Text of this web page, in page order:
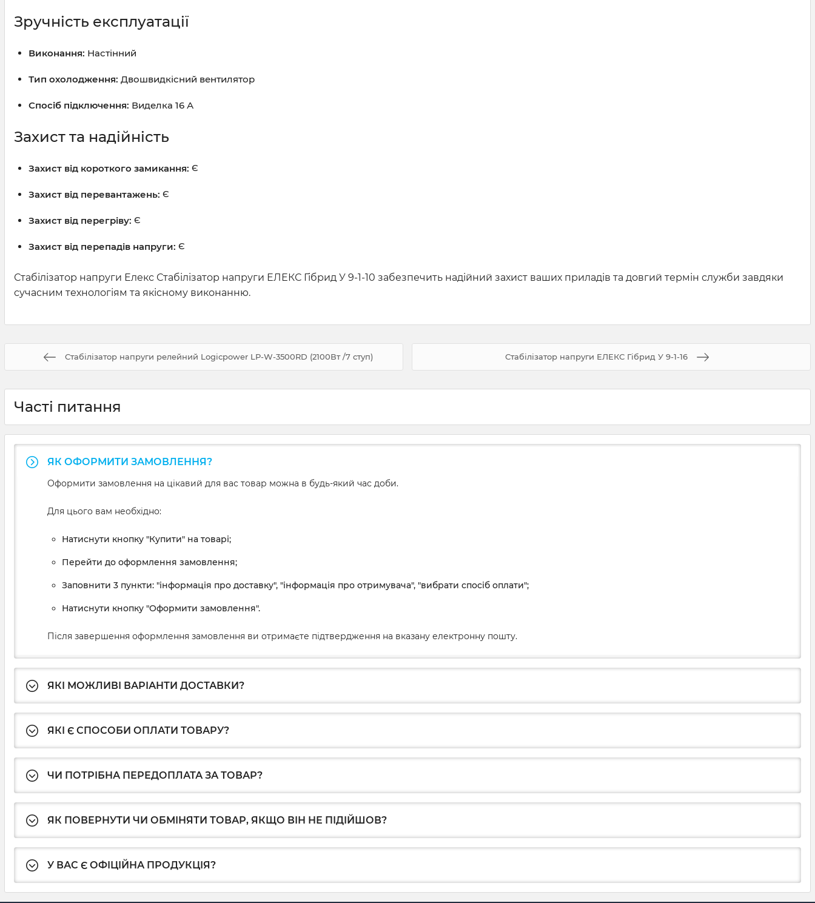
Зручність експлуатації
Виконання: Настінний
Тип охолодження: Двошвидкісний вентилятор
Спосіб підключення: Виделка 16 А
Захист та надійність
Захист від короткого замикання: Є
Захист від перевантажень: Є
Захист від перегріву: Є
Захист від перепадів напруги: Є
Стабілізатор напруги Елекс Стабілізатор напруги ЕЛЕКС Гібрид У 9-1-10 забезпечить надійний захист ваших приладів та довгий термін служби завдяки
сучасним технологіям та якісному виконанню.
Стабілізатор напруги релейний Logicpower LP-W-3500RD (2100Вт /7 ступ) Стабілізатор напруги ЕЛЕКС Гібрид У 9-1-16
Часті питання
ЯК ОФОРМИТИ ЗАМОВЛЕННЯ?
Оформити замовлення на цікавий для вас товар можна в будь-який час доби.
Для цього вам необхідно:
Натиснути кнопку "Купити" на товарі;
Перейти до оформлення замовлення;
Заповнити 3 пункти: "інформація про доставку", "інформація про отримувача", "вибрати спосіб оплати";
Натиснути кнопку "Оформити замовлення".
Після завершення оформлення замовлення ви отримаєте підтвердження на вказану електронну пошту.
ЯКІ МОЖЛИВІ ВАРІАНТИ ДОСТАВКИ?
ЯКІ Є СПОСОБИ ОПЛАТИ ТОВАРУ?
ЧИ ПОТРІБНА ПЕРЕДОПЛАТА ЗА ТОВАР?
ЯК ПОВЕРНУТИ ЧИ ОБМІНЯТИ ТОВАР, ЯКЩО ВІН НЕ ПІДІЙШОВ?
У ВАС Є ОФІЦІЙНА ПРОДУКЦІЯ?